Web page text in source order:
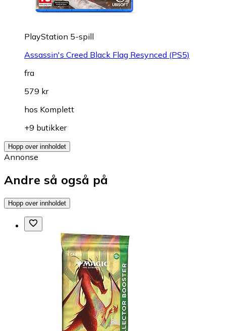
PlayStation 5-spill
Assassin's Creed Black Flag Resynced (PS5)
fra
579 kr
hos Komplett
+9 butikker
Hopp over innholdet
Annonse
Andre så også på
Hopp over innholdet